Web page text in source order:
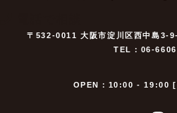
〒532-0011 大阪市淀川区西中島3-
TEL：06-
OPEN：10:00 - 19:00 [